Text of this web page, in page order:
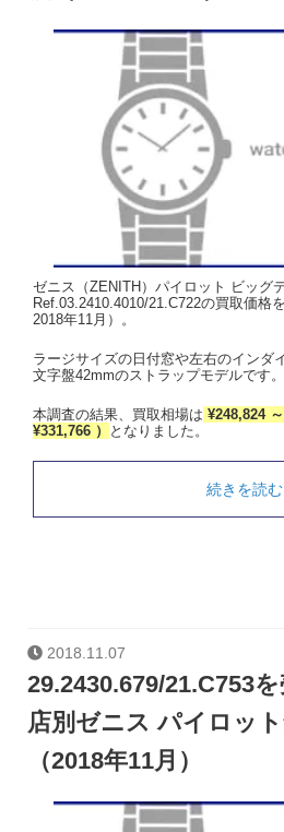
ゼニス（ZENITH）パイロット ビッグ
Ref.03.2410.4010/21.C722の買取価格
2018年11月）。
ラージサイズの日付窓や左右のインダ
文字盤42mmのストラップモデルです。
本調査の結果、買取相場は ¥248,824
¥331,766 ）
となりました。
続きを読む
2018.11.07
29.2430.679/21.C753
店別ゼニス パイロッ
（2018年11月）